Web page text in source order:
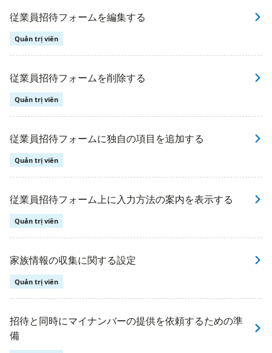
従業員招待フォームを編集する
Quản trị viên
従業員招待フォームを削除する
Quản trị viên
従業員招待フォームに独自の項目を追加する
Quản trị viên
従業員招待フォーム上に入力方法の案内を表示する
Quản trị viên
家族情報の収集に関する設定
Quản trị viên
招待と同時にマイナンバーの提供を依頼するための準
備